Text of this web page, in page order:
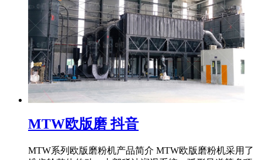
MTW欧版磨 抖音
MTW系列欧版磨粉机产品简介 MTW欧版磨粉机采用了